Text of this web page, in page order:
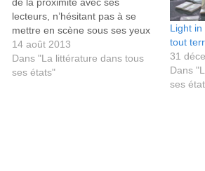
lecteurs, n’hésitant pas à se
mettre en scène sous ses yeux
ou même, et ce n'est pas rare,
avec sa complicité, d'incarner la
couverture de certains ouvrages
14 août 2013
Dans "La littérature dans tous
ses états"
Light
tout
31
Dans
ses